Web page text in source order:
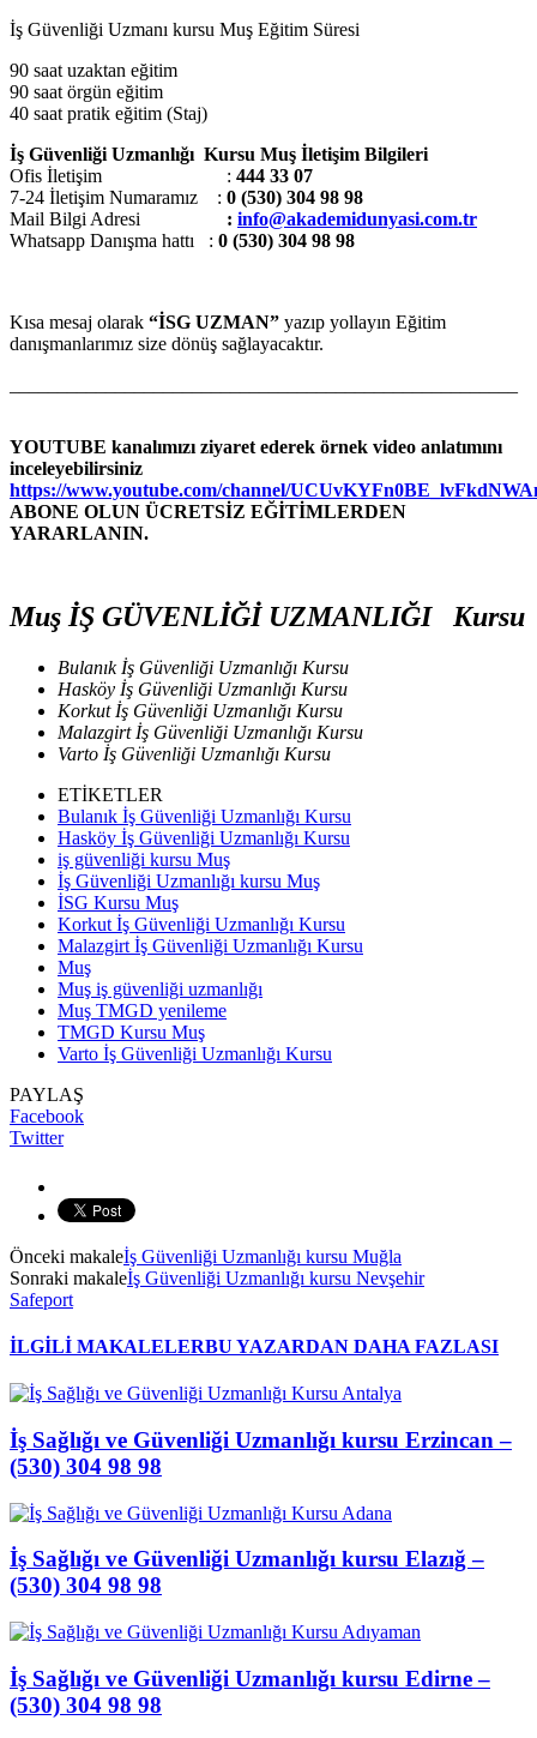
İş Güvenliği Uzmanı kursu Muş Eğitim Süresi
90 saat uzaktan eğitim
90 saat örgün eğitim
40 saat pratik eğitim (Staj)
İş Güvenliği Uzmanlığı Kursu Muş İletişim Bilgileri
Ofis İletişim : 444 33 07
7-24 İletişim Numaramız : 0 (530) 304 98 98
Mail Bilgi Adresi
: info@akademidunyasi.com.tr
Whatsapp Danışma hattı
: 0 (530) 304 98 98
Kısa mesaj olarak “İSG UZMAN” yazıp yollayın Eğitim
danışmanlarımız size dönüş sağlayacaktır.
YOUTUBE kanalımızı ziyaret ederek örnek video anlatımını
inceleyebilirsiniz
https://www.youtube.com/channel/
ABONE OLUN ÜCRETSİZ EĞİTİMLERDEN
YARARLANIN.
Muş İŞ GÜVENLİĞİ UZMANLIĞI Kursu
Bulanık İş Güvenliği Uzmanlığı Kursu
Hasköy İş Güvenliği Uzmanlığı Kursu
Korkut İş Güvenliği Uzmanlığı Kursu
Malazgirt İş Güvenliği Uzmanlığı Kursu
Varto İş Güvenliği Uzmanlığı Kursu
ETİKETLER
Bulanık İş Güvenliği Uzmanlığı Kursu
Hasköy İş Güvenliği Uzmanlığı Kursu
iş güvenliği kursu Muş
İş Güvenliği Uzmanlığı kursu Muş
İSG Kursu Muş
Korkut İş Güvenliği Uzmanlığı Kursu
Malazgirt İş Güvenliği Uzmanlığı Kursu
Muş
Muş iş güvenliği uzmanlığı
Muş TMGD yenileme
TMGD Kursu Muş
Varto İş Güvenliği Uzmanlığı Kursu
PAYLAŞ
Facebook
Twitter
Önceki makaleİş Güvenliği Uzmanlığı kursu Muğla
Sonraki makaleİş Güvenliği Uzmanlığı kursu Nevşehir
Safeport
İLGİLİ MAKALELERBU YAZARDAN DAHA FAZLASI
İş Sağlığı ve Güvenliği Uzmanlığı kursu Erzincan –
(530) 304 98 98
İş Sağlığı ve Güvenliği Uzmanlığı kursu Elazığ –
(530) 304 98 98
İş Sağlığı ve Güvenliği Uzmanlığı kursu Edirne –
(530) 304 98 98